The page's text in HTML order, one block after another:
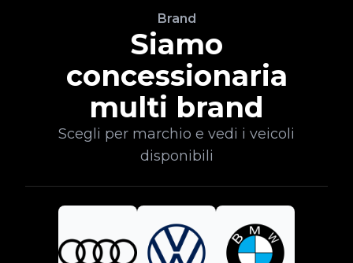
Brand
Siamo
concessionaria
multi brand
Scegli per marchio e vedi i veicoli
disponibili